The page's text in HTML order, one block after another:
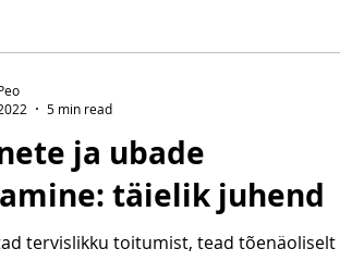
ja ubade
täielik juhend
tervislikku toitumist, tead tõenäoliselt
5 min read